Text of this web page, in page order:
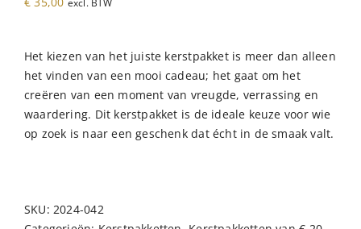
excl. BTW
Het kiezen van het juiste kerstpakket is meer dan alleen
het vinden van een mooi cadeau; het gaat om het
creëren van een moment van vreugde, verrassing en
waardering. Dit kerstpakket is de ideale keuze voor wie
op zoek is naar een geschenk dat écht in de smaak valt.
SKU:2024-042